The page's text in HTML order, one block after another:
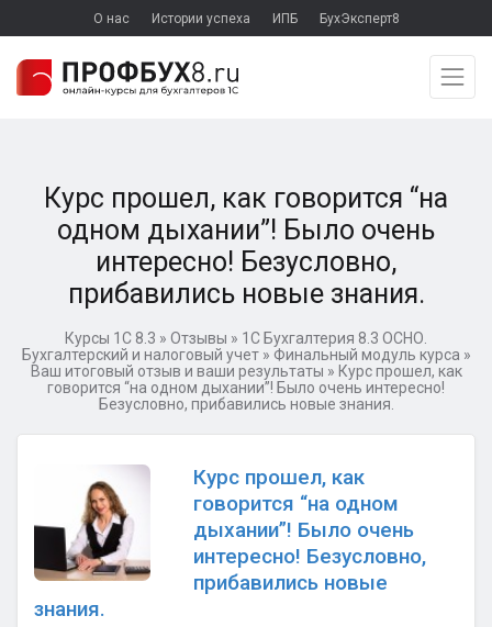
О нас Истории успеха ИПБ БухЭксперт8
Курс прошел, как говорится “на
одном дыхании”! Было очень
интересно! Безусловно,
прибавились новые знания.
Курсы 1С 8.3 » Отзывы » 1C Бухгалтерия 8.3 ОСНО.
Бухгалтерский и налоговый учет» Финальный модуль курса »
Ваш итоговый отзыв и ваши результаты » Курс прошел, как
говорится “на одном дыхании”! Было очень интересно!
Безусловно, прибавились новые знания.
Курс прошел, как
говорится “на одном
дыхании”! Было очень
интересно! Безусловно,
прибавились новые
знания.